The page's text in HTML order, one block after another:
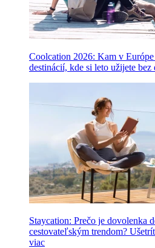
Coolcation 2026: Kam v
destinácií, kde si leto užijete
Staycation: Prečo je dovolenka
cestovateľským trendom?
viac